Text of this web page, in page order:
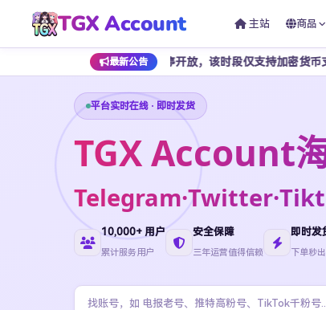
TGX Account 主站 商品
最新公告
点期间暂停开放，该时段仅支持加密货币支付，为避免影响正
平台实时在线 · 即时发货
TGX Account
10,000+ 用户
累计服务用户
安全保障
三年运营值得信赖
即时发
下单秒